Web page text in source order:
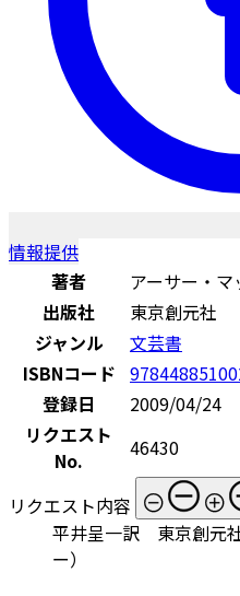
情報提供
著者
アーサー・マ
出版社
東京創元社
ジャンル
文芸書
ISBNコード
登録日
2009/04/24
リクエスト
No.
46430
リクエスト内容
平井呈一訳 東京創元
ー）